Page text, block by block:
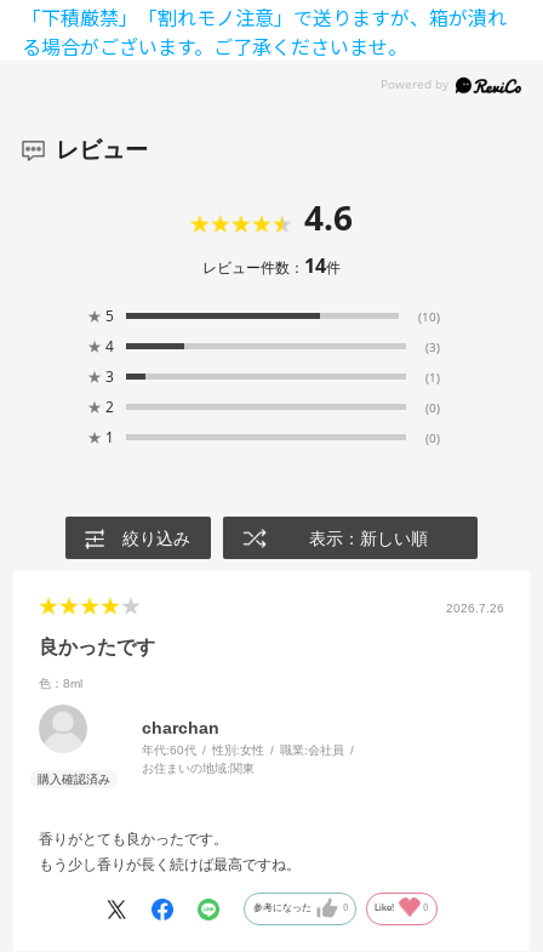
「下積厳禁」「割れモノ注意」で送りますが、箱が潰れ
る場合がございます。ご了承くださいませ。
レビュー
4.6
レビュー件数： 14件
★ 5 (10)
★ 4 (3)
★ 3 (1)
★ 2 (0)
★ 1 (0)
絞り込み 表示：新しい順
2026.7.26
良かったです
色：8ml
charchan
年代:60代 性別:女性 職業:会社員
お住まいの地域:関東
香りがとても良かったです。
もう少し香りが長く続けば最高ですね。
参考になった 0 Like! 0